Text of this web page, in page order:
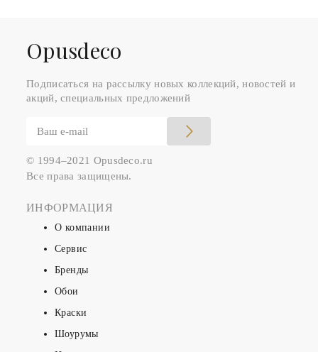
Оpusdeco
Подписаться на рассылку новых коллекций, новостей и
акций, специальных предложений
© 1994–2021 Opusdeco.ru
Все права защищены.
ИНФОРМАЦИЯ
О компании
Сервис
Бренды
Обои
Краски
Шоурумы